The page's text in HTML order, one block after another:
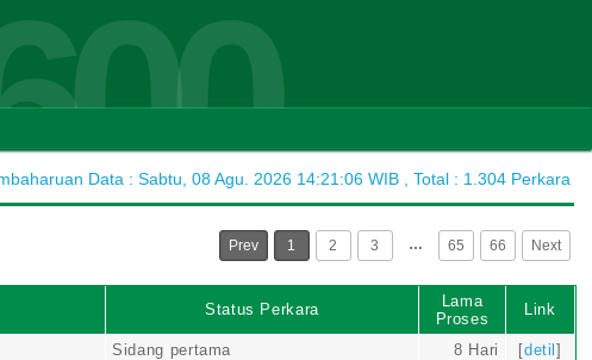
Data : Sabtu, 08 Agu. 2026 14:21:06 WIB , Total : 1.304 Perkara
Prev 1 2 3 … 65 66 Next
Status Perkara
Lama
Proses
Link
Sidang pertama 8 Hari [detil]